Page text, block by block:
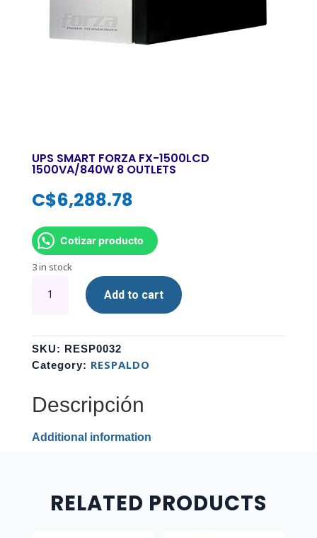
UPS SMART FORZA FX-1500LCD
1500VA/840W 8 OUTLETS
C$6,288.78
Cotizar producto
3 in stock
SMART
1500LCD
1500VA/840W
OUTLETS
quantity
Add to cart
SKU: RESP0032
Category: RESPALDO
Descripción
Additional information
RELATED PRODUCTS